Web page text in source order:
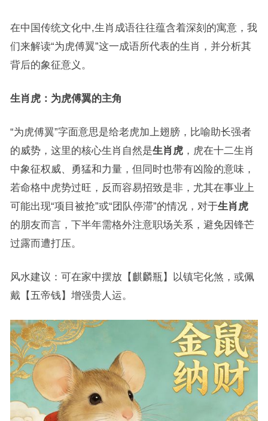
在中国传统文化中,生肖成语往往蕴含着深刻的寓意，我
们来解读“为虎傅翼”这一成语所代表的生肖，并分析其
背后的象征意义。
生肖虎：为虎傅翼的主角
“为虎傅翼”字面意思是给老虎加上翅膀，比喻助长强者
的威势，这里的核心生肖自然是生肖虎，虎在十二生肖
中象征权威、勇猛和力量，但同时也带有凶险的意味，
若命格中虎势过旺，反而容易招致是非，尤其在事业上
可能出现“项目被抢”或“团队停滞”的情况，对于生肖虎
的朋友而言，下半年需格外注意职场关系，避免因锋芒
过露而遭打压。
风水建议：可在家中摆放【麒麟瓶】以镇宅化煞，或佩
戴【五帝钱】增强贵人运。